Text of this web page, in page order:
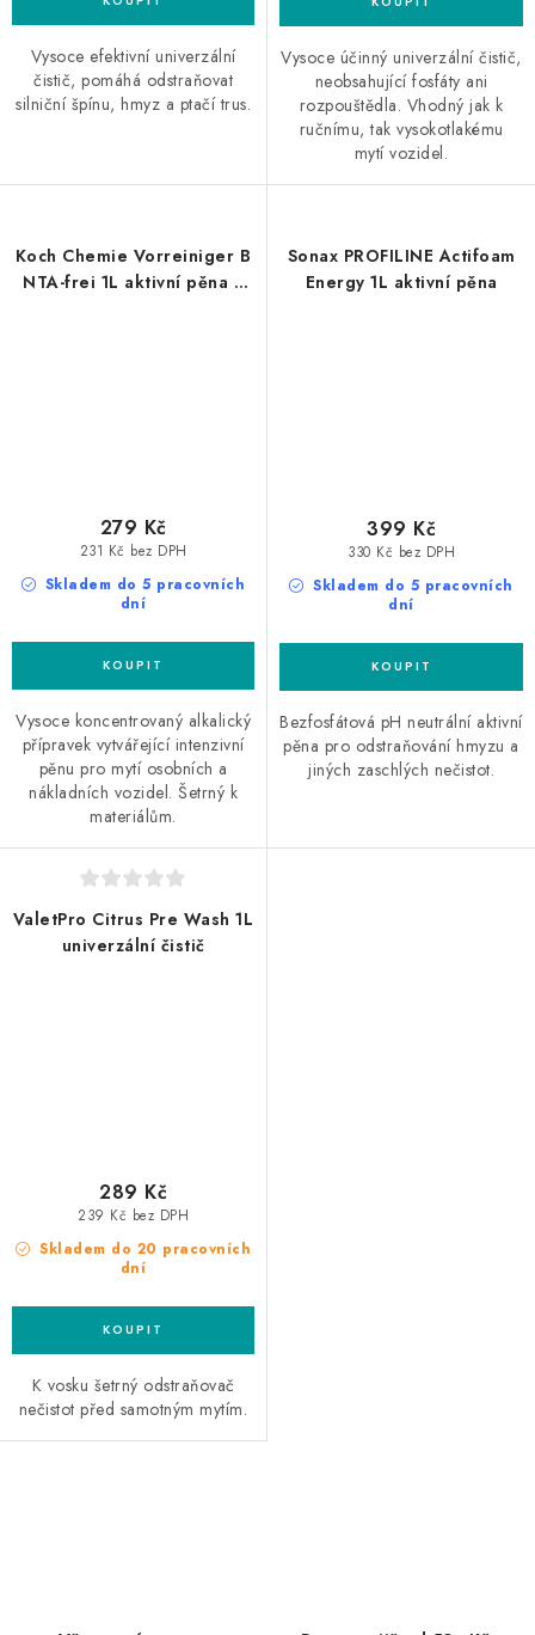
Vysoce efektivní univerzální
čistič, pomáhá odstraňovat
silniční špínu, hmyz a ptačí trus.
Vysoce účinný univerzální čistič,
neobsahující fosfáty ani
rozpouštědla. Vhodný jak k
ručnímu, tak vysokotlakému
mytí vozidel.
Koch Chemie Vorreiniger B
NTA-frei 1L aktivní pěna a
Skladem do 5 pracovních
dní
231 Kč bez DPH
279 Kč
Vysoce koncentrovaný alkalický
přípravek vytvářející intenzivní
pěnu pro mytí osobních a
nákladních vozidel. Šetrný k
materiálům.
Sonax PROFILINE Actifoam
Energy 1L aktivní pěna
Skladem do 5 pracovních
dní
330 Kč bez DPH
399 Kč
Bezfosfátová pH neutrální aktivní
pěna pro odstraňování hmyzu a
jiných zaschlých nečistot.
ValetPro Citrus Pre Wash 1L
univerzální čistič
Skladem do 20 pracovních
dní
239 Kč bez DPH
289 Kč
K vosku šetrný odstraňovač
nečistot před samotným mytím.